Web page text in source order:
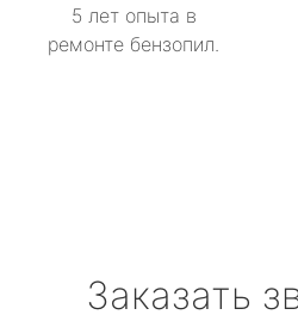
5 лет опыта в
ремонте бензопил.
Заказать